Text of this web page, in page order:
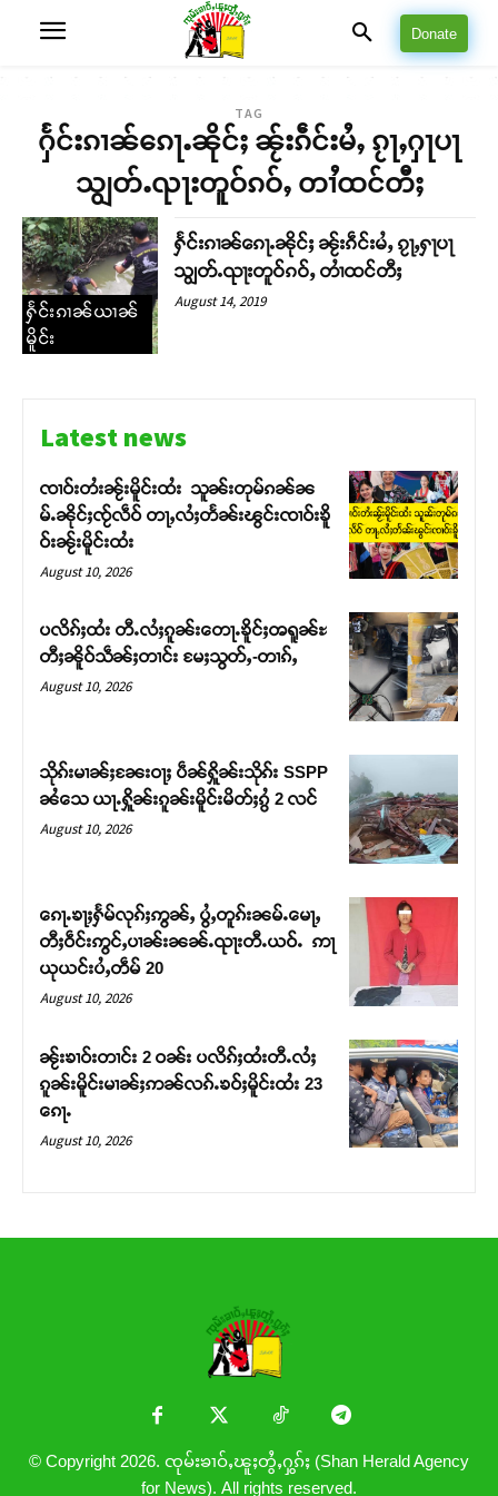
Support SHAN
တ်ႇ တူဝ်ႈလုမ်ႈၾႃႉၼၼ်ႉ ၶဝ်ႈႁူမ်ႈၵမ်ႉထႅမ် ၸုမ်းၶၢ
ဝ်ႇၽူႈတွႆႇႁွၵ်ႈ လႆႈယူႇၶႃႈဢေႃႈ။
Donate
TAG
ႁႅင်းၵၢၼ်ၵေႃႉၼိုင်ႈ ၼႂ်းၵဵင်းမႆႇ ၵႂႃႇႁႃပႃ
သျွတ်ႉၺႃးတူဝ်ၵဝ်ႇ တၢႆထင်တီႈ
ႁႅင်းၵၢၼ်ယၢၼ်
မိူင်း
ႁႅင်းၵၢၼ်ၵေႃႉၼိုင်ႈ ၼႂ်းၵဵင်းမႆႇ ၵႂႃႇႁႃပႃ
သျွတ်ႉၺႃးတူဝ်ၵဝ်ႇ တၢႆထင်တီႈ
August 14, 2019
Latest news
ၸၢဝ်းတႆးၼႂ်းမိူင်းထႆး သူၼ်းတုမ်ၵၼ်ၼ
မ်ႉၼိုင်ႈၸႂ်လဵဝ် တႃႇလႆႈတႅၼ်းၽွင်းၸၢဝ်းၶိူ
ဝ်းၼႂ်းမိူင်းထႆး
August 10, 2026
ပလိၵ်ႈထႆး တီႉလႆႈၵူၼ်းတေႃႉၶိူင်ႈၻရူၼ်ႊ
တီႈၼိူဝ်သဵၼ်ႈတၢင်း မႄႈသွတ်ႇ-တၢၵ်ႇ
August 10, 2026
သိုၵ်းမၢၼ်ႈၼႄးဝႃႈ ပဵၼ်ႁိူၼ်းသိုၵ်း SSPP
ၼႆသေ ယႃႉႁိူၼ်းၵူၼ်းမိူင်းမိတ်ႈၵွႆ 2 လင်
August 10, 2026
ၵေႃႉၶႃႈႁႅမ်လုၵ်ႈဢွၼ်ႇ ပွႆႇတူၵ်းၼမ်ႉမေႃႇ
တီႈဝဵင်းဢွင်ႇပၢၼ်းၼၼ်ႉၺႃးတီႉယဝ်ႉ ဢႃ
ယုယင်းပႆႇတဵမ် 20
August 10, 2026
ၼႂ်းၶၢဝ်းတၢင်း 2 ဝၼ်း ပလိၵ်ႈထႆးတီႉလႆႈ
ၵူၼ်းမိူင်းမၢၼ်ႈဢၼ်လၵ်ႉၶဝ်ႈမိူင်းထႆး 23
ၵေႃႉ
August 10, 2026
© Copyright 2026. ၸုမ်းၶၢဝ်ႇၽူႈတွႆႇႁွၵ်ႈ (Shan Herald Agency
for News). All rights reserved.